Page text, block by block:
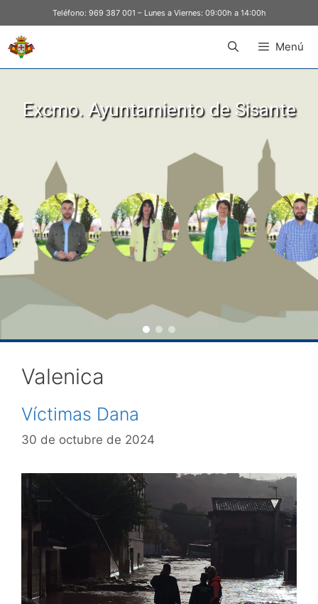
Teléfono: 969 387 001 – Lunes a Viernes: 09:00h a 14:00h
Menú
Excmo. Ayuntamiento de Sisante
Valenica
Víctimas Dana
30 de octubre de 2024